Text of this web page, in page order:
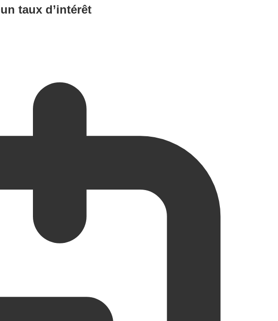
taux d’intérêt